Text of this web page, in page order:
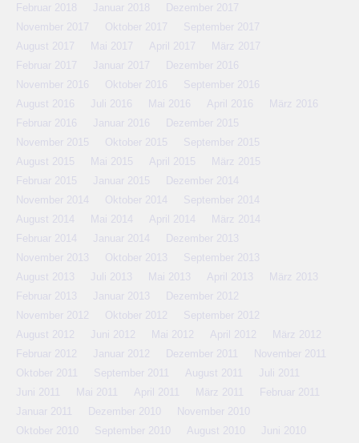
Februar 2018
Januar 2018
Dezember 2017
November 2017
Oktober 2017
September 2017
August 2017
Mai 2017 April 2017
März 2017
Februar 2017
Januar 2017
Dezember 2016
November 2016
Oktober 2016
September 2016
August 2016
Juli 2016 Mai 2016 April 2016
März 2016
Februar 2016
Januar 2016
Dezember 2015
November 2015
Oktober 2015
September 2015
August 2015
Mai 2015 April 2015
März 2015
Februar 2015
Januar 2015
Dezember 2014
November 2014
Oktober 2014
September 2014
August 2014
Mai 2014 April 2014
März 2014
Februar 2014
Januar 2014
Dezember 2013
November 2013
Oktober 2013
September 2013
August 2013
Juli 2013 Mai 2013 April 2013
März 2013
Februar 2013
Januar 2013
Dezember 2012
November 2012
Oktober 2012
September 2012
August 2012
Juni 2012 Mai 2012 April 2012
März 2012
Februar 2012
Januar 2012 Dezember 2011
November 2011
Oktober 2011
September 2011 August 2011
Juli 2011
Juni 2011
Mai 2011 April 2011 März 2011
Februar 2011
Januar 2011
Dezember 2010
November 2010
Oktober 2010
September 2010 August 2010 Juni 2010